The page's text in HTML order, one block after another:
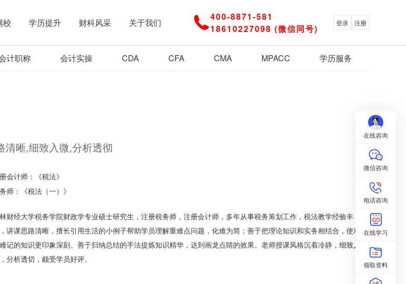
校 学历提升 财科风采 关于我们 400-8871-581
18610227098 (微信同号)
登录 注册
计职称 会计实操 CDA CFA CMA MPACC 学历服务
清晰,细致入微,分析透彻
会计师：
《税法》
师：
《税法（一）》
财经大学税务学院财政学专业硕士研究生，注册税务师，注册会计师，多年从事税务筹划工作，税法教学经验丰
讲课思路清晰，擅长引用生活的小例子帮助学员理解重难点问题，化难为简；善于把理论知识和实务相结合，使艰
记的知识更印象深刻。善于归纳总结的手法提炼知识精华，达到画龙点睛的效果。老师授课风格沉着冷静，细致入
分析透切，颇受学员好评。
在线咨询
微信咨询
电话咨询
在线学习
领取资料